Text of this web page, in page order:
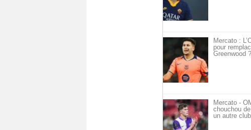
Mercato :
pour
Greenwood ?
Mercato -
chouchou
un autre